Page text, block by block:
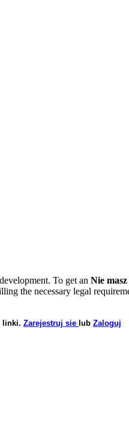
To get an Nie
the necessary legal
linki. Zarejestruj sie lub Zaloguj